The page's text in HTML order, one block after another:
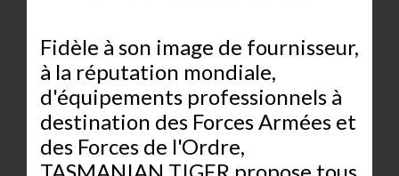
Fidèle à son image de fournisseur,
à la réputation mondiale,
d'équipements professionnels à
destination des Forces Armées et
des Forces de l'Ordre,
TASMANIAN TIGER propose tous